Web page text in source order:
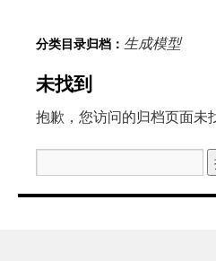
分类目录归档： 生成模型
未找到
抱歉，您访问的归档页面未